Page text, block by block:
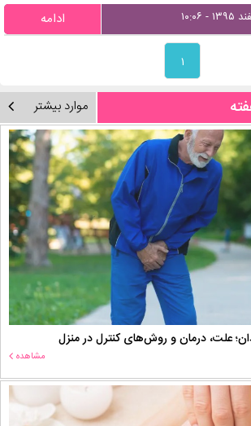
ادامه
۱
موارد بیشتر
علت، درمان و روش‌های کنترل در منزل
مشاهده